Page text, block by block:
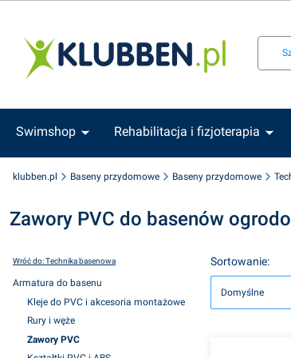
Swimshop Rehabilitacja i fizjoterapia
klubben.pl Baseny przydomowe Baseny przydomowe
Zawory PVC do basenów
Wróć do: Technika basenowa
Armatura do basenu
Kleje do PVC i akcesoria montażowe
Rury i węże
Zawory PVC
Lista
Sortowanie:
Domyślne